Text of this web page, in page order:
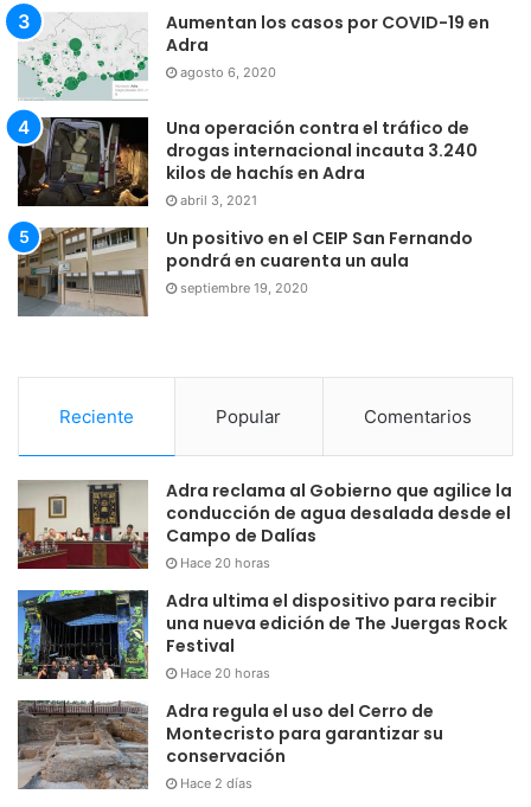
Aumentan los casos por COVID-19 en
Adra
agosto 6, 2020
Una operación contra el tráfico de
drogas internacional incauta 3.240
kilos de hachís en Adra
abril 3, 2021
Un positivo en el CEIP San Fernando
pondrá en cuarenta un aula
septiembre 19, 2020
Reciente Popular Comentarios
Adra reclama al Gobierno que agilice la
conducción de agua desalada desde el
Campo de Dalías
Hace 20 horas
Adra ultima el dispositivo para recibir
una nueva edición de The Juergas Rock
Festival
Hace 20 horas
Adra regula el uso del Cerro de
Montecristo para garantizar su
conservación
Hace 2 días